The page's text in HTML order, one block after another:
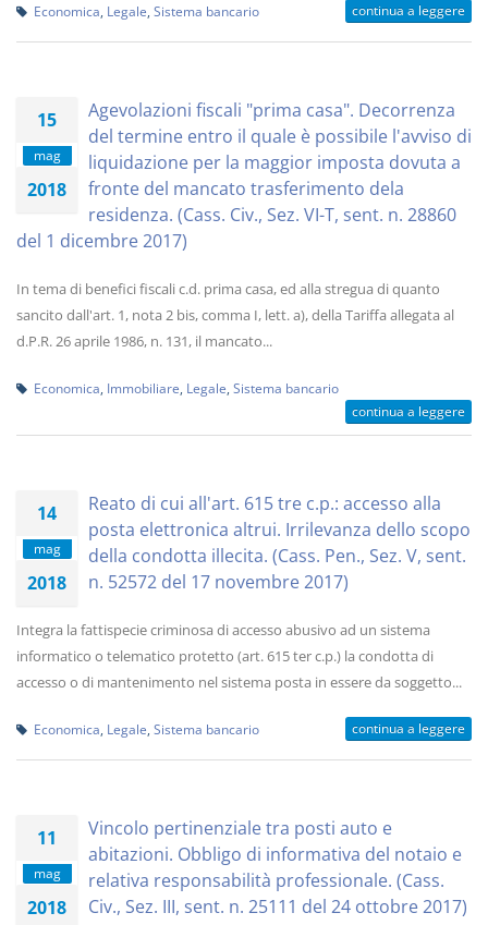
Economica Legale Sistema bancario continua a leggere
15
mag
2018
Agevolazioni fiscali "prima casa". Decorrenza
del termine entro il quale è possibile l'avviso di
liquidazione per la maggior imposta dovuta a
fronte del mancato trasferimento dela
residenza. (Cass. Civ., Sez. VI-T, sent. n. 28860
del 1 dicembre 2017)
In tema di benefici fiscali c.d. prima casa, ed alla stregua di quanto
sancito dall'art. 1, nota 2 bis, comma I, lett. a), della Tariffa allegata al
d.P.R. 26 aprile 1986, n. 131, il mancato...
Economica Immobiliare Legale Sistema bancario
continua a leggere
14
mag
2018
Reato di cui all'art. 615 tre c.p.: accesso alla
posta elettronica altrui. Irrilevanza dello scopo
della condotta illecita. (Cass. Pen., Sez. V, sent.
n. 52572 del 17 novembre 2017)
Integra la fattispecie criminosa di accesso abusivo ad un sistema
informatico o telematico protetto (art. 615 ter c.p.) la condotta di
accesso o di mantenimento nel sistema posta in essere da soggetto...
Economica Legale Sistema bancario continua a leggere
11
mag
2018
Vincolo pertinenziale tra posti auto e
abitazioni. Obbligo di informativa del notaio e
relativa responsabilità professionale. (Cass.
Civ., Sez. III, sent. n. 25111 del 24 ottobre 2017)